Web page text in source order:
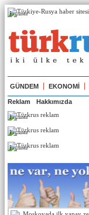
Реклама
GÜNDEM EKONOMİ
Reklam Hakkımızda
Реклама
Реклама
Реклама